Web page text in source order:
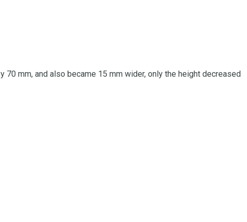
mm, and also became 15 mm wider, only the height decreased